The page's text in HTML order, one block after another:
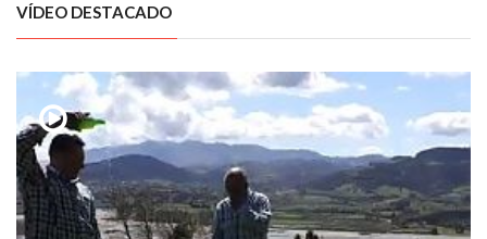
VÍDEO DESTACADO